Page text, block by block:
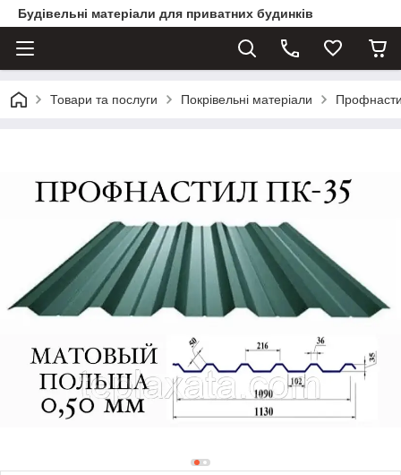
Будівельні матеріали для приватних будинків
Товари та послуги Покрівельні матеріали